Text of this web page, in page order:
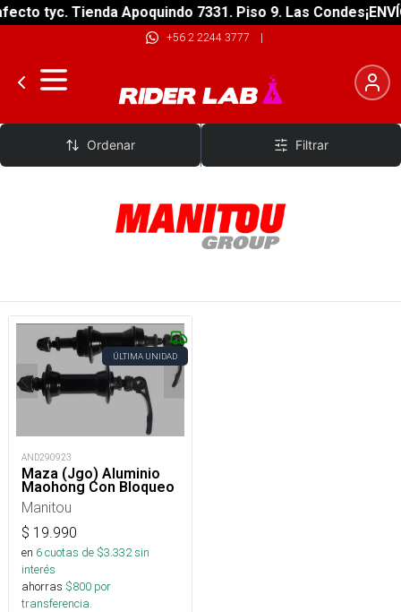
tyc. Tienda Apoquindo 7331. Piso 9. Las Condes
+56 2 2244 3777 |
Manitou
Ordenar Filtrar
ÚLTIMA UNIDAD
AND290923
Maza (Jgo) Aluminio
Maohong Con Bloqueo
Manitou
$ 19.990
en 6cuotas de $3.332sin
interés
ahorras $800 por
transferencia.